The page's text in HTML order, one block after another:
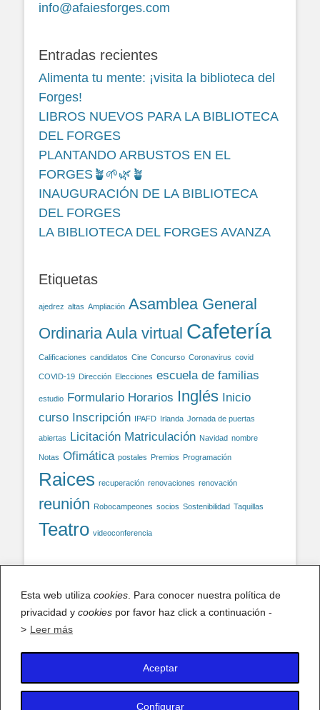
Esta web utiliza cookies . Para conocer nuestra política de
privacidad y cookies por favor haz click a continuación -
> Leer más
Configurar
Aceptar
info@afaiesforges.com
Entradas recientes
Alimenta tu mente: ¡visita la biblioteca del
Forges!
LIBROS NUEVOS PARA LA BIBLIOTECA
DEL FORGES
PLANTANDO ARBUSTOS EN EL
FORGES🪴🌱🌿🪴
INAUGURACIÓN DE LA BIBLIOTECA
DEL FORGES
LA BIBLIOTECA DEL FORGES AVANZA
Etiquetas
ajedrez altas Ampliación Asamblea General
Ordinaria Aula virtual Cafetería
Calificaciones candidatos Cine Concurso Coronavirus covid
COVID-19 Dirección Elecciones escuela de familias
estudio Formulario Horarios Inglés Inicio
curso Inscripción IPAFD Irlanda Jornada de puertas
abiertas Licitación Matriculación Navidad nombre
Notas Ofimática postales Premios Programación
Raices recuperación renovaciones renovación
reunión Robocampeones socios Sostenibilidad Taquillas
Teatro videoconferencia
Facebook
X (antiguo Twitter)